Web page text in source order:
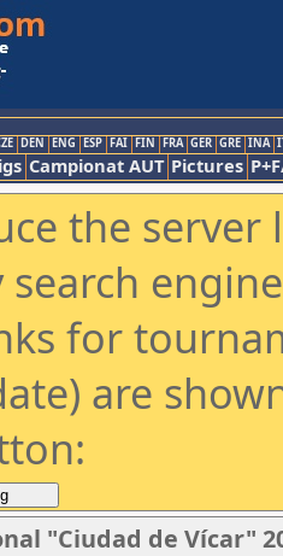
DEN ENG ESP FAI FIN FRA GER GRE INA
Campionat AUT Pictures
the
for
are
"Ciudad de Vícar"